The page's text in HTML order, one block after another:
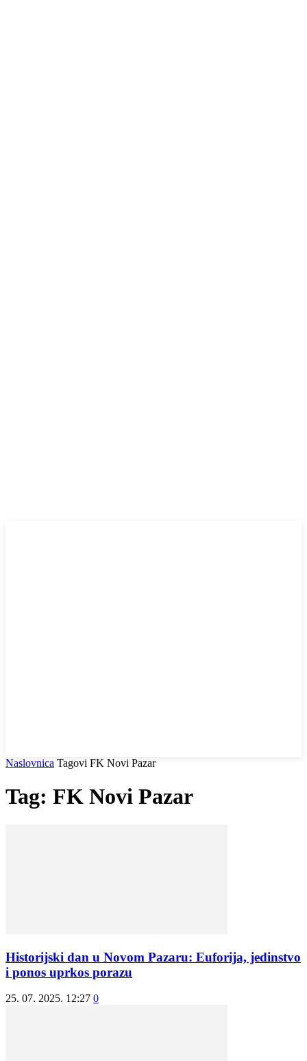
Naslovnica Tagovi FK Novi Pazar
Tag: FK Novi Pazar
Historijski dan u Novom Pazaru: Euforija, jedinstvo
i ponos uprkos porazu
25. 07. 2025. 12:27 0